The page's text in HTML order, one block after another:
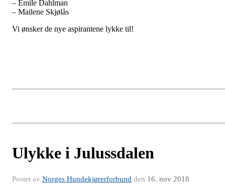
– Emile Dahlman
– Mailene Skjølås
Vi ønsker de nye aspirantene lykke til!
Ulykke i Julussdalen
Postet av Norges Hundekjørerforbund den 16. nov 2018